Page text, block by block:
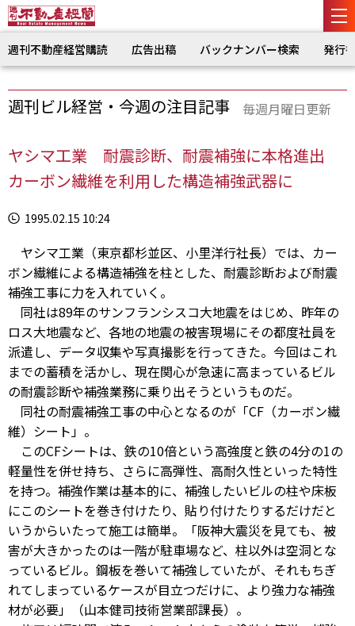
週刊不動産経営購読 広告出稿 バックナンバー検索 発行
週刊ビル経営・今週の注目記事 毎週月曜日更新
ヤシマ工業 耐震診断、耐震補強に本格進出
カーボン繊維を利用した構造補強武器に
1995.02.15 10:24
ヤシマ工業（東京都杉並区、小里洋行社長）では、カー
ボン繊維による構造補強を柱とした、耐震診断および耐震
補強工事に力を入れていく。
同社は89年のサンフランシスコ大地震をはじめ、昨年の
ロス大地震など、各地の地震の被害現場にその都度社員を
派遣し、データ収集や写真撮影を行ってきた。今回はこれ
までの蓄積を活かし、現在関心が急速に高まっているビル
の耐震診断や補強業務に乗り出そうというものだ。
同社の耐震補強工事の中心となるのが「CF（カーボン繊
維）シート」。
このCFシートは、鉄の10倍という高強度と鉄の4分の1の
軽量性を併せ持ち、さらに高弾性、高耐久性といった特性
を持つ。補強作業は基本的に、補強したいビルの柱や床板
にこのシートを巻き付けたり、貼り付けたりするだけだと
いうからいたって施工は簡単。「阪神大震災を見ても、被
害が大きかったのは一階が駐車場など、柱以外は空洞とな
っているビル。鋼板を巻いて補強していたが、それもちぎ
れてしまっているケースが目立つだけに、より強力な補強
材が必要」（山本健司技術営業部課長）。